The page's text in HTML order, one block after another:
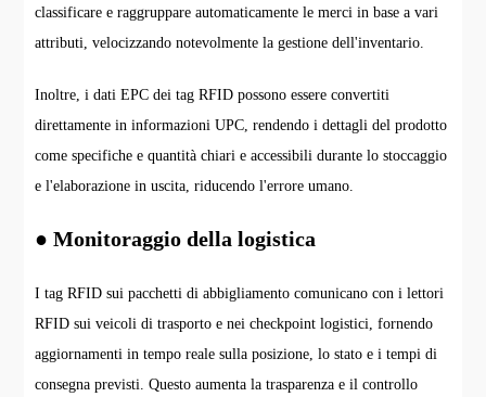
classificare e raggruppare automaticamente le merci in base a vari
attributi, velocizzando notevolmente la gestione dell'inventario.
Inoltre, i dati EPC dei tag RFID possono essere convertiti
direttamente in informazioni UPC, rendendo i dettagli del prodotto
come specifiche e quantità chiari e accessibili durante lo stoccaggio
e l'elaborazione in uscita, riducendo l'errore umano.
● Monitoraggio della logistica
I tag RFID sui pacchetti di abbigliamento comunicano con i lettori
RFID sui veicoli di trasporto e nei checkpoint logistici, fornendo
aggiornamenti in tempo reale sulla posizione, lo stato e i tempi di
consegna previsti. Questo aumenta la trasparenza e il controllo